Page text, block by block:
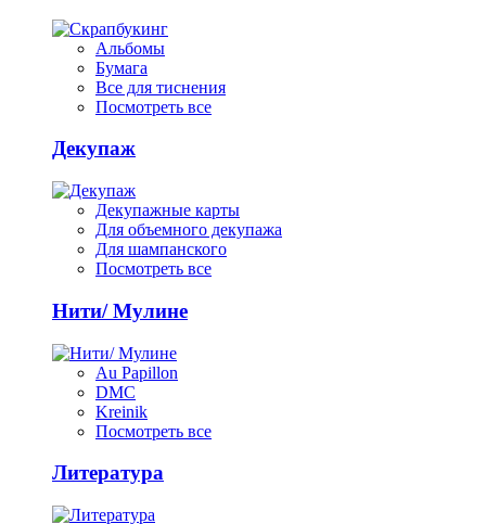
Альбомы
Бумага
Все для тиснения
Посмотреть все
Декупаж
Декупажные карты
Для объемного декупажа
Для шампанского
Посмотреть все
Нити/ Мулине
Au Papillon
DMC
Kreinik
Посмотреть все
Литература